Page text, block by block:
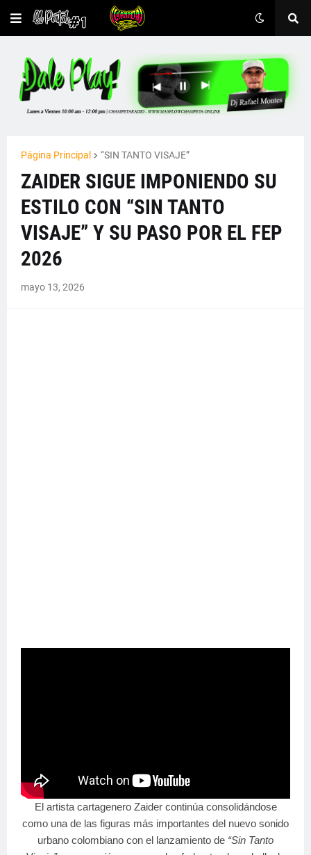
Página Principal “SIN TANTO VISAJE”
ZAIDER SIGUE IMPONIENDO SU
ESTILO CON “SIN TANTO
VISAJE” Y SU PASO POR EL FEP
2026
mayo 13, 2026
El artista cartagenero Zaidercontinúa consolidándose
como una de las figuras más importantes del nuevo sonido
urbano colombiano con el lanzamiento de “Sin Tanto